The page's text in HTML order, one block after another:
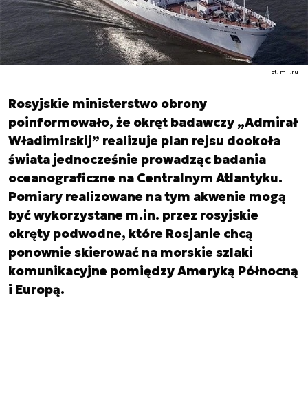
Fot. mil.ru
Rosyjskie ministerstwo obrony
poinformowało, że okręt badawczy „Admirał
Władimirskij” realizuje plan rejsu dookoła
świata jednocześnie prowadząc badania
oceanograficzne na Centralnym Atlantyku.
Pomiary realizowane na tym akwenie mogą
być wykorzystane m.in. przez rosyjskie
okręty podwodne, które Rosjanie chcą
ponownie skierować na morskie szlaki
komunikacyjne pomiędzy Ameryką Północną
i Europą.